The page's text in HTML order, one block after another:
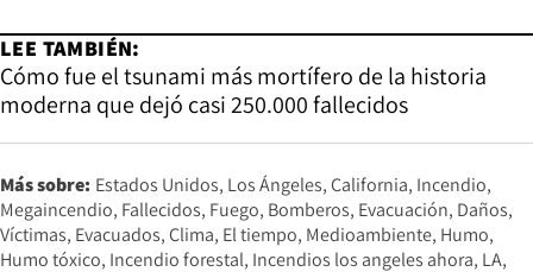
LEE TAMBIÉN:
Cómo fue el tsunami más mortífero de la historia
moderna que dejó casi 250.000 fallecidos
Más sobre: Estados Unidos Los Ángeles California Incendio
Megaincendio Fallecidos Fuego Bomberos Evacuación Daños
Víctimas Evacuados Clima El tiempo Medioambiente Humo
Humo tóxico Incendio forestal Incendios los angeles ahora LA